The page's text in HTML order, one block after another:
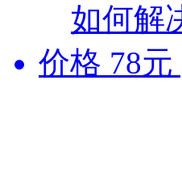
如何解
价格 78元